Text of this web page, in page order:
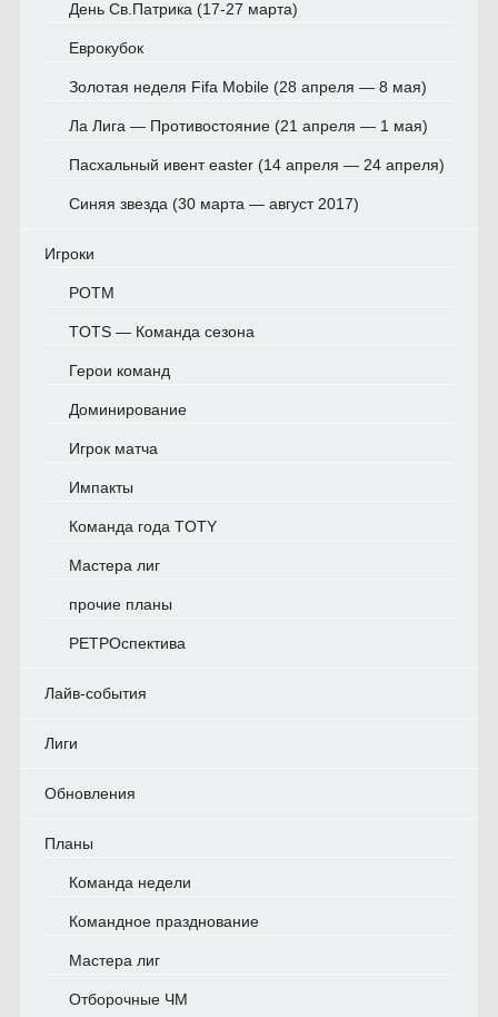
День Св.Патрика (17-27 марта)
Еврокубок
Золотая неделя Fifa Mobile (28 апреля — 8 мая)
Ла Лига — Противостояние (21 апреля — 1 мая)
Пасхальный ивент easter (14 апреля — 24 апреля)
Синяя звезда (30 марта — август 2017)
Игроки
POTM
TOTS — Команда сезона
Герои команд
Доминирование
Игрок матча
Импакты
Команда года TOTY
Мастера лиг
прочие планы
РЕТРОспектива
Лайв-события
Лиги
Обновления
Планы
Команда недели
Командное празднование
Мастера лиг
Отборочные ЧМ